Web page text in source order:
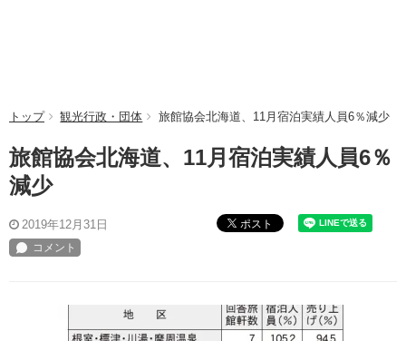
トップ 観光行政・団体 旅館協会北海道、11月宿泊実績人員6％減少
旅館協会北海道、11月宿泊実績人員6％
減少
2019年12月31日 ポスト